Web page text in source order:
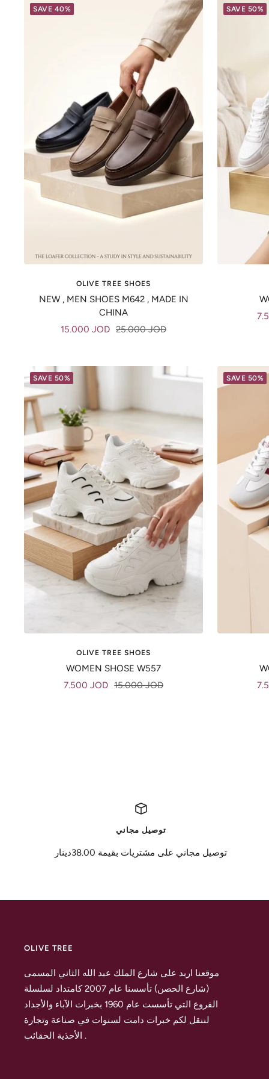
SAVE 40%
OLIVE TREE SHOES
NEW , MEN SHOES M642 , MADE IN
CHINA
Sale
15.000 JOD Regular
25.000 JOD
SAVE 50%
SAVE 50%
OLIVE TREE SHOES
WOMEN SHOSE W557
Sale
7.500 JOD Regular
15.000 JOD
SAVE 50%
توصيل مجاني
توصيل مجاني على مشتريات بقيمة 38.00دينار
OLIVE TREE
موقعنا اربد على شارع الملك عبد الله الثاني المسمى
(شارع الحصن) تأسسنا عام 2007 كامتداد لسلسلة
الفروع التي تأسست عام 1960 بخبرات الآباء والأجداد
لننقل لكم خبرات دامت لسنوات في صناعة وتجارة
الأحذية الحقائب .